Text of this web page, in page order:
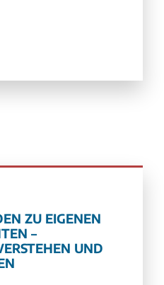
ZU EIGENEN
–
UND